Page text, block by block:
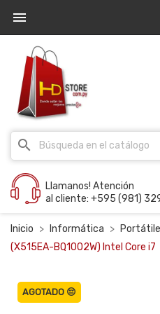

search
Llamanos! Atención
al cliente: +595 (981)
Inicio Informática
(X515EA-BQ1002W) Intel Core i7
AGOTADO 😔